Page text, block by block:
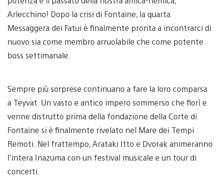
Arlecchino! Dopo la crisi di Fontaine, la quarta
Messaggera dei Fatui è finalmente pronta a incontrarci di
nuovo sia come membro arruolabile che come potente
boss settimanale.
Sempre più sorprese continuano a fare la loro comparsa
a Teyvat. Un vasto e antico impero sommerso che fiorì e
venne distrutto prima della fondazione della Corte di
Fontaine si è finalmente rivelato nel Mare dei Tempi
Remoti. Nel frattempo, Arataki Itto e Dvorak animeranno
l’intera Inazuma con un festival musicale e un tour di
concerti.